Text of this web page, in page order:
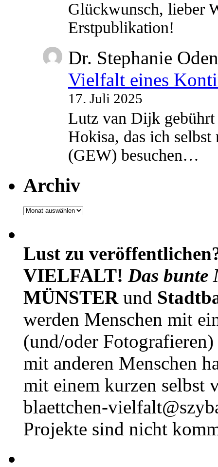
Glückwunsch, lieber
Erstpublikation!
Dr. Stephanie
Vielfalt eines
17. Juli 2025
Lutz van Dijk
Hokisa, das ich
(GEW) besuchen…
Archiv
Archiv
Lust zu
VIELFALT! Das bunte
MÜNSTERund
werden Menschen mit
(und/oder
mit anderen Menschen
mit einem kurzen selbst
blaettchen-
Projekte sind nicht